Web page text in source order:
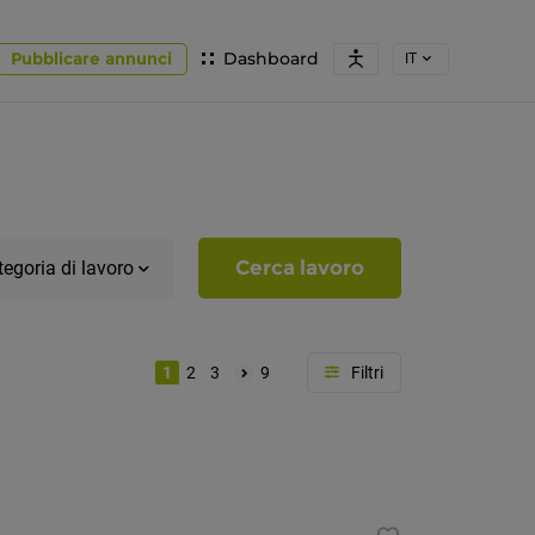
Dashboard
Pubblicare annunci IT
di lavoro Cerca lavoro
1 2 3 9